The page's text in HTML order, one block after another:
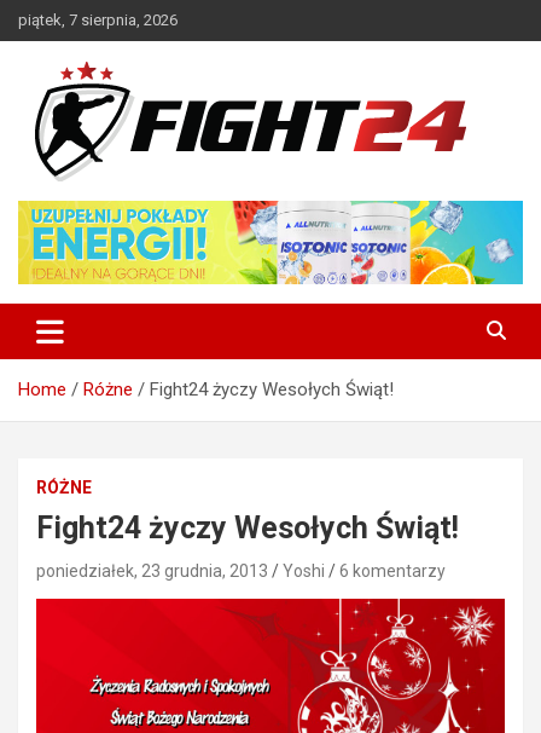
Skip
to
piątek, 7 sierpnia, 2026
FIGHT24.PL – MMA i K-1, UFC
Home Różne Fight24 życzy Wesołych Świąt!
RÓŻNE
Fight24 życzy Wesołych Świąt!
poniedziałek, 23 grudnia, 2013 Yoshi 6 komentarzy